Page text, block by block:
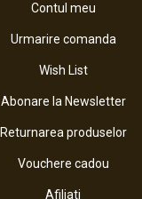
Contul meu
Urmarire comanda
Wish List
Abonare la Newsletter
Returnarea produselor
Vouchere cadou
Afiliati